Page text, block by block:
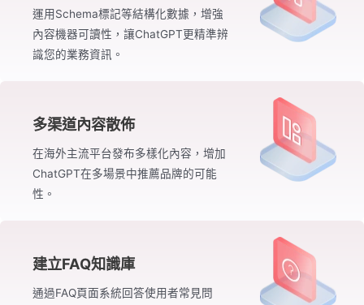
運用Schema標記等結構化數據，增強
內容機器可讀性，讓ChatGPT更精準辨
識您的業務資訊。
多渠道內容散佈
在海外主流平台發布多樣化內容，增加
ChatGPT在多場景中推薦品牌的可能
性。
建立FAQ知識庫
通過FAQ頁面系統回答使用者常見問